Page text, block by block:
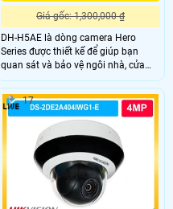
Giá gốc: 1,300,000 ₫
DH-H5AE là dòng camera Hero
Series được thiết kế để giúp bạn
quan sát và bảo vệ ngôi nhà, cửa
hàng hoặc văn phòng của mình
một cách hiệu quả với độ phân giải
cao chất lượng 3K. Ngoài ra,
camera còn được trang bị nhiều tính
năng thông minh như đàm thoại 2
chiều, phát hiện & theo dõi chuyển
động đảm bảo an ninh hiệu quả
17